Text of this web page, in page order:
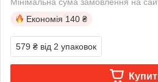
Економія 140 ₴
579 ₴ від 2 упаковок